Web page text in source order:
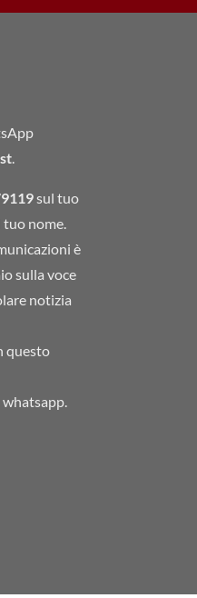
.
sul tuo
tuo nome.
è
sulla voce
notizia
questo
whatsapp.